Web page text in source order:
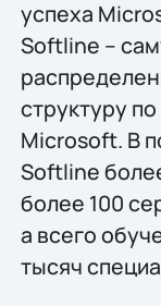
успеха
Softline –
структуру
Microsoft. В
Softline
более 100
а всего
тысяч